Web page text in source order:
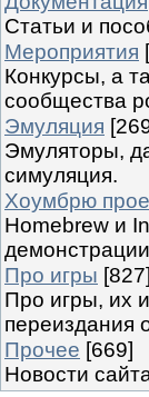
Статьи и
Мероприятия
Конкурсы, а
сообщества
Эмуляция
Эмуляторы,
симуляция.
Хоумбрю
Homebrew и
Про игры [827]
Про игры, их
переиздания
Прочее [669]
Новости